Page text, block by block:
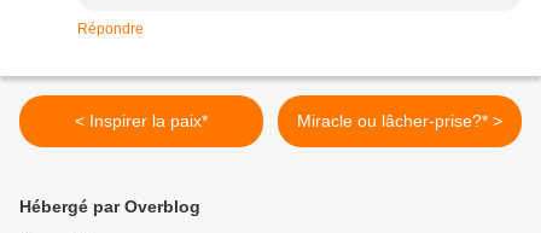
Répondre
< Inspirer la paix* Miracle ou lâcher-prise?* >
Hébergé par Overblog